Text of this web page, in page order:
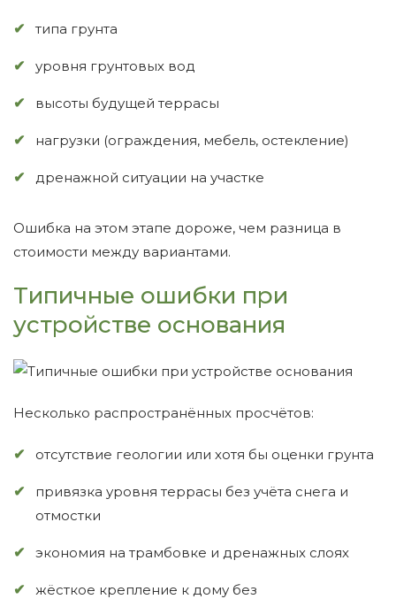
типа грунта
уровня грунтовых вод
высоты будущей террасы
нагрузки (ограждения, мебель, остекление)
дренажной ситуации на участке
Ошибка на этом этапе дороже, чем разница в
стоимости между вариантами.
Типичные ошибки при
устройстве основания
Несколько распространённых просчётов:
отсутствие геологии или хотя бы оценки грунта
привязка уровня террасы без учёта снега и
отмостки
экономия на трамбовке и дренажных слоях
жёсткое крепление к дому без